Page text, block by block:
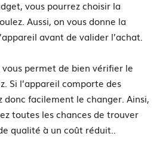
vous pourrez choisir la
Aussi, on vous donne la
avant de valider l’achat.
permet de bien vérifier le
Si l’appareil comporte des
donc facilement le changer. Ainsi,
toutes les chances de trouver
qualité à un coût réduit..